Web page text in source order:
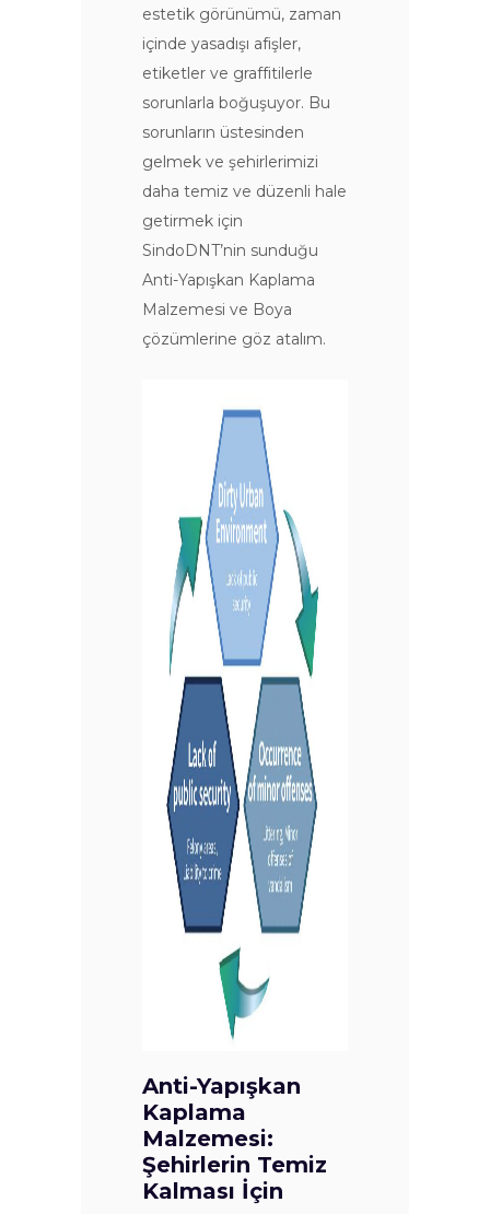
estetik görünümü, zaman
içinde yasadışı afişler,
etiketler ve graffitilerle
sorunlarla boğuşuyor. Bu
sorunların üstesinden
gelmek ve şehirlerimizi
daha temiz ve düzenli hale
getirmek için
SindoDNT’nin sunduğu
Anti-Yapışkan Kaplama
Malzemesi ve Boya
çözümlerine göz atalım.
Anti-Yapışkan
Kaplama
Malzemesi:
Şehirlerin Temiz
Kalması İçin